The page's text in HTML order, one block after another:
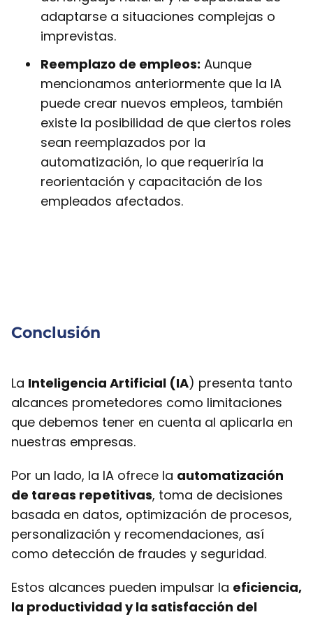
adaptarse a situaciones complejas o
imprevistas.
Reemplazo de empleos: Aunque
mencionamos anteriormente que la IA
puede crear nuevos empleos, también
existe la posibilidad de que ciertos roles
sean reemplazados por la
automatización, lo que requeriría la
reorientación y capacitación de los
empleados afectados.
Conclusión
La Inteligencia Artificial (IA) presenta tanto
alcances prometedores como limitaciones
que debemos tener en cuenta al aplicarla en
nuestras empresas.
Por un lado, la IA ofrece la automatización
de tareas repetitivas, toma de decisiones
basada en datos, optimización de procesos,
personalización y recomendaciones, así
como detección de fraudes y seguridad.
Estos alcances pueden impulsar la eficiencia,
la productividad y la satisfacción del